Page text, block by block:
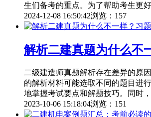
生们备考的重点。为了帮助考生更
2024-12-08 16:50:42浏览：157
解析二建真题为什么不
二级建造师真题解析存在差异的原
的解析材料可能选取不同的题目进
地掌握考试要点和解题技巧。同时
2023-10-06 15:18:04浏览：151